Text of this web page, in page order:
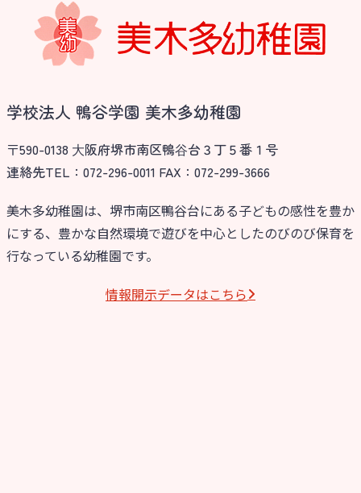
学校法人 鴨谷学園 美木多幼稚園
〒590-0138 ⼤阪府堺市南区鴨⾕台３丁５番１号
連絡先TEL：072-296-0011 FAX：072-299-3666
美木多幼稚園は、堺市南区鴨谷台にある子どもの感性を豊か
にする、豊かな自然環境で遊びを中心としたのびのび保育を
行なっている幼稚園です。
情報開⽰データはこちら
お知らせ
今日の幼稚園
園児募集要項
教職員募集
園のこと